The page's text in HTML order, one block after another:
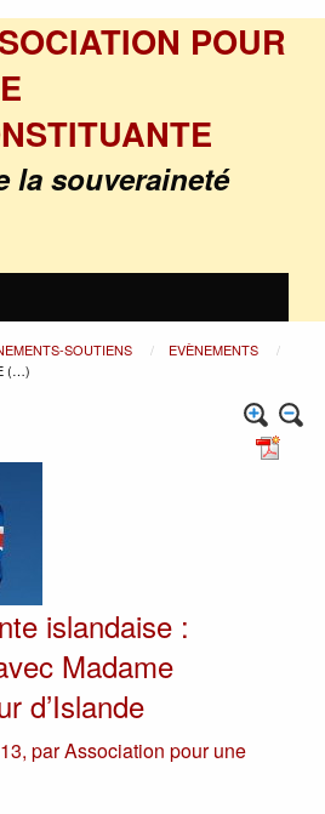
POUR
la souveraineté
SOUTIENS
EVÈNEMENTS
(…)
islandaise :
Madame
d’Islande
, parAssociation pour une